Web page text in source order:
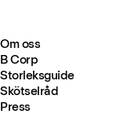
Om oss
B Corp
Storleksguide
Skötselråd
Press